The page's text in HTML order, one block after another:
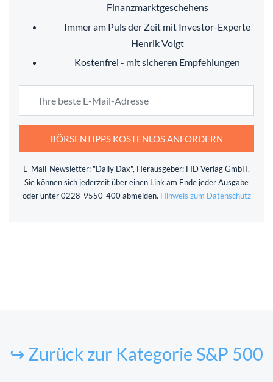
Finanzmarktgeschehens
Immer am Puls der Zeit mit Investor-Experte
Henrik Voigt
Kostenfrei - mit sicheren Empfehlungen
BÖRSENTIPPS KOSTENLOS ANFORDERN
E-Mail-Newsletter: "Daily Dax", Herausgeber: FID Verlag GmbH.
Sie können sich jederzeit über einen Link am Ende jeder Ausgabe
oder unter 0228-9550-400 abmelden. Hinweis zum Datenschutz
↪ Zurück zur Kategorie S&P 500